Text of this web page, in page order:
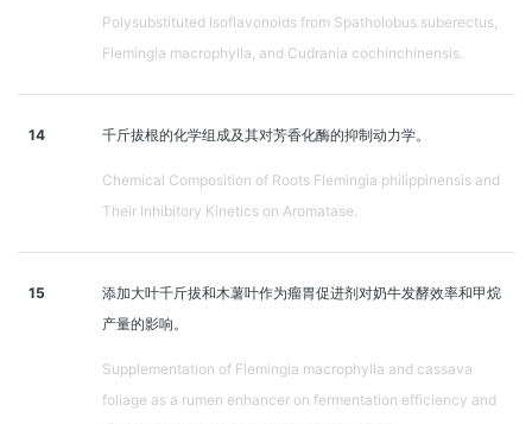
Polysubstituted Isoflavonoids from Spatholobus suberectus,
Flemingia macrophylla, and Cudrania cochinchinensis.
14 千斤拔根的化学组成及其对芳香化酶的抑制动力学。
Chemical Composition of Roots Flemingia philippinensis and
Their Inhibitory Kinetics on Aromatase.
15
添加大叶千斤拔和木薯叶作为瘤胃促进剂对奶牛发酵效率和甲烷
产量的影响。
Supplementation of Flemingia macrophylla and cassava
foliage as a rumen enhancer on fermentation efficiency and